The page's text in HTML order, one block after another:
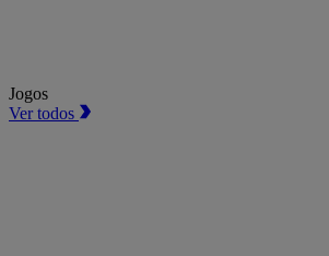
Jogos
Ver todos